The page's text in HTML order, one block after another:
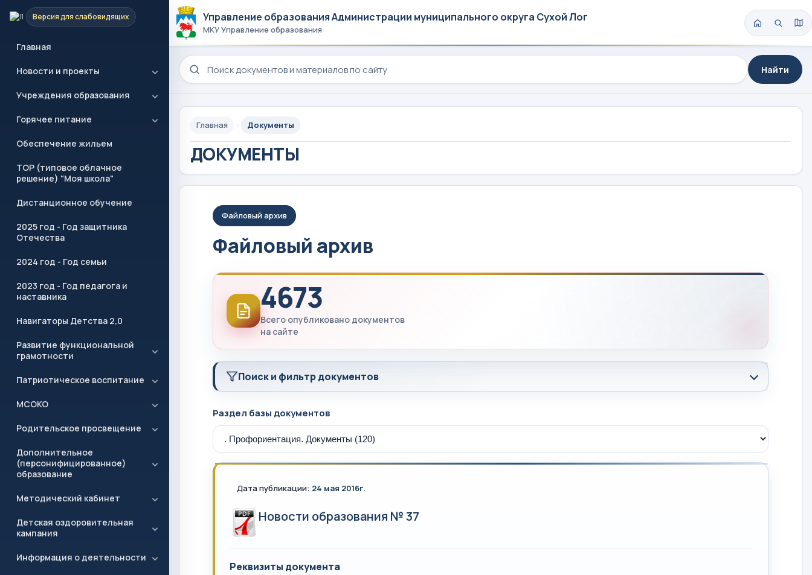
Версия для слабовидящих
Главная
Новости и проекты
Учреждения образования
Горячее питание
Обеспечение жильем
ТОР (типовое облачное
решение) "Моя школа"
Дистанционное обучение
2025 год - Год защитника
Отечества
2024 год - Год семьи
2023 год - Год педагога и
наставника
Навигаторы Детства 2,0
Развитие функциональной
грамотности
Патриотическое воспитание
МСОКО
Родительское просвещение
Дополнительное
(персонифицированное)
образование
Методический кабинет
Детская оздоровительная
кампания
Информация о деятельности
Управление образования Администрации муниципального округа Сухой Лог
МКУ Управление образования
Поиск по сайту
Найти
Главная Документы
ДОКУМЕНТЫ
Файловый архив
Файловый архив
4673
Всего опубликовано документов
на сайте
Поиск и фильтр документов
Раздел базы документов
Дата публикации: 24 мая 2016г.
Новости образования № 37
Реквизиты документа